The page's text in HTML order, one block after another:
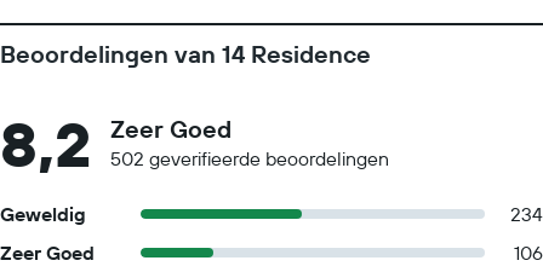
Beoordelingen van 14 Residence
8,2 Zeer Goed
502 geverifieerde beoordelingen
Geweldig
234
Zeer Goed
106